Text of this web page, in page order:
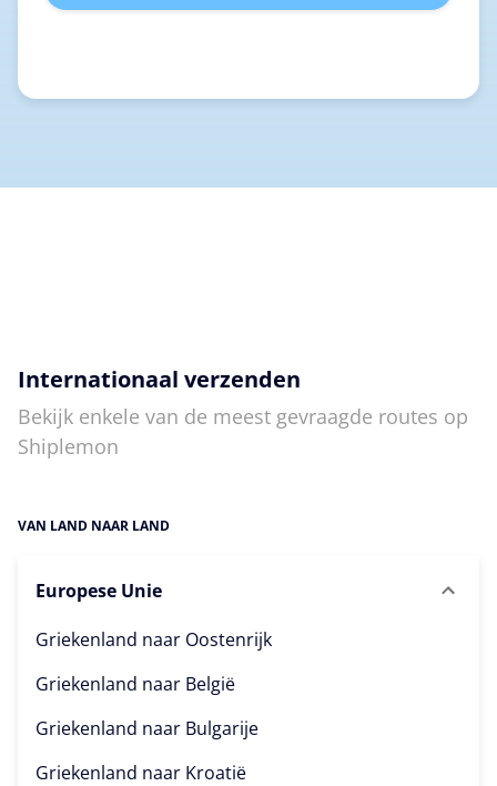
Internationaal verzenden
Bekijk enkele van de meest gevraagde routes op
Shiplemon
VAN LAND NAAR LAND
Europese Unie
Griekenland naar Oostenrijk
Griekenland naar België
Griekenland naar Bulgarije
Griekenland naar Kroatië